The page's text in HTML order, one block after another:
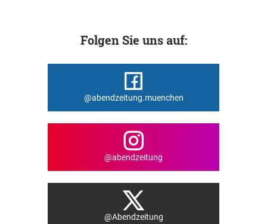
Folgen Sie uns auf:
@abendzeitung.muenchen
@abendzeitung
@Abendzeitung